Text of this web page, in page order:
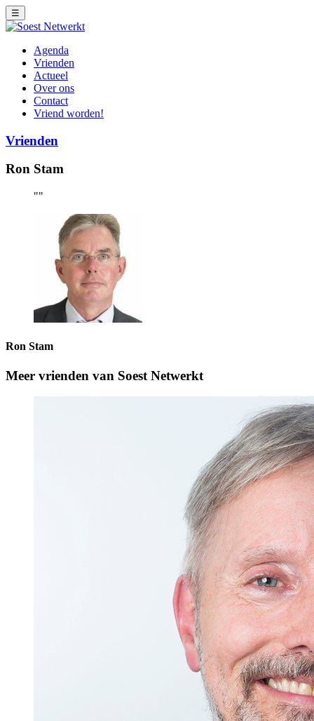
☰
Agenda
Vrienden
Actueel
Over ons
Contact
Vriend worden!
Vrienden
Ron Stam
Ron Stam
Meer vrienden van Soest Netwerkt